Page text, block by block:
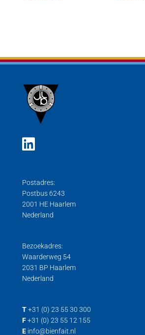
Postadres:
Postbus 6243
2001 HE Haarlem
Nederland
Bezoekadres:
Waarderweg 54
2031 BP Haarlem
Nederland
T +31 (0) 23 55 30 300
F +31 (0) 23 55 12 155
E info@bienfait.nl